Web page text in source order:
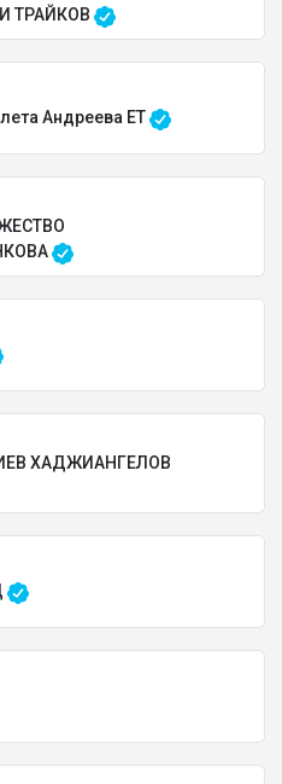
ТРАЙКОВ
Андреева ЕТ
ХАДЖИАНГЕЛОВ